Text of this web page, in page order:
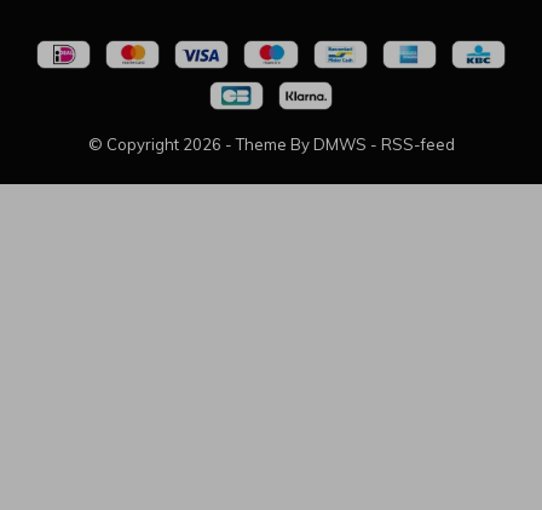
© Copyright 2026 - Theme By DMWS - RSS-feed